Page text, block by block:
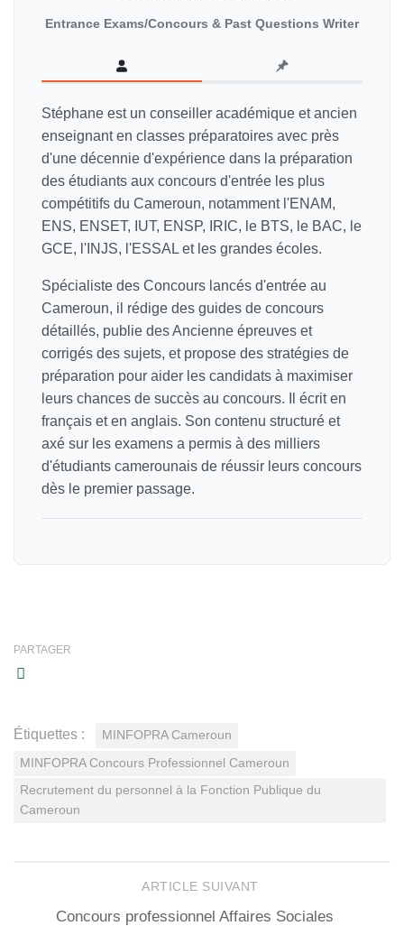
Entrance Exams/Concours & Past Questions Writer
Stéphane est un conseiller académique et ancien
enseignant en classes préparatoires avec près
d'une décennie d'expérience dans la préparation
des étudiants aux concours d'entrée les plus
compétitifs du Cameroun, notamment l'ENAM,
ENS, ENSET, IUT, ENSP, IRIC, le BTS, le BAC, le
GCE, l'INJS, l'ESSAL et les grandes écoles.
Spécialiste des Concours lancés d'entrée au
Cameroun, il rédige des guides de concours
détaillés, publie des Ancienne épreuves et
corrigés des sujets, et propose des stratégies de
préparation pour aider les candidats à maximiser
leurs chances de succès au concours. Il écrit en
français et en anglais. Son contenu structuré et
axé sur les examens a permis à des milliers
d'étudiants camerounais de réussir leurs concours
dès le premier passage.
PARTAGER
Étiquettes : MINFOPRA Cameroun
MINFOPRA Concours Professionnel Cameroun
Recrutement du personnel à la Fonction Publique du
Cameroun
ARTICLE SUIVANT
Concours professionnel Affaires Sociales